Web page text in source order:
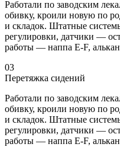
Работали по заводским
обивку, кроили новую по
и складок. Штатные
регулировки, датчики —
работы — наппа E-F,
03
Перетяжка сидений
Работали по заводским
обивку, кроили новую по
и складок. Штатные
регулировки, датчики —
работы — наппа E-F,